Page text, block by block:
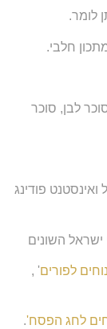
לומר.
חלבי.
לבן, סוכר
פודינג
ישראל השונים
לפורים' ,
לחג הפסח'.